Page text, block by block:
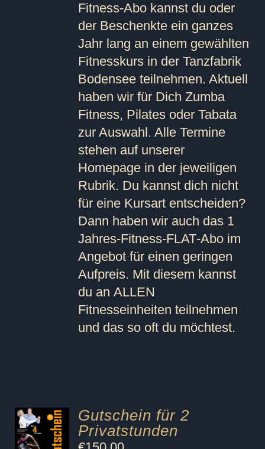
Fitness-Abo kannst du oder
der Beschenkte ein ganzes
Jahr lang an einem gewählten
Fitnesskurs in der Tanzfabrik
Bodensee teilnehmen. Aktuell
haben wir für Dich Zumba
Fitness, Pilates oder Tabata
zur Auswahl. Alle Termine
stehen auf unserer
Homepage in der jeweiligen
Rubrik. Du kannst dich nicht
für eine Kursart entscheiden?
Dann haben wir auch das 1
Jahres-Fitness-FLAT-Abo im
Angebot für einen geringen
Aufpreis. Mit diesem kannst
du anALLEN
Fitnesseinheiten teilnehmen
und das so oft du möchtest.
Gutschein für 2
Privatstunden